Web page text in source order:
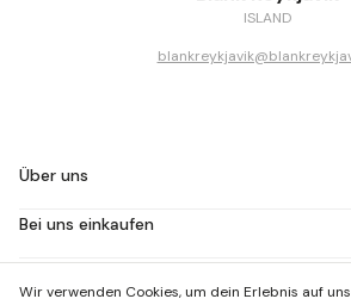
ISLAND
Über uns
Bei uns einkaufen
Wir verwenden Cookies, um dein Erlebnis auf